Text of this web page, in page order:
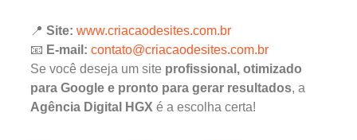
📍 Site: www.criacaodesites.com.br
📧 E-mail: contato@criacaodesites.com.br
Se você deseja um site profissional, otimizado
para Google e pronto para gerar resultados, a
Agência Digital HGX é a escolha certa!